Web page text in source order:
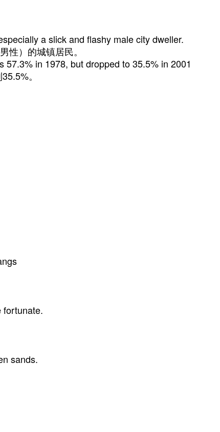
a slick and flashy male city dweller.
性）的城镇居民。
in 1978, but dropped to 35.5% in 2001
。
fortunate.
sands.